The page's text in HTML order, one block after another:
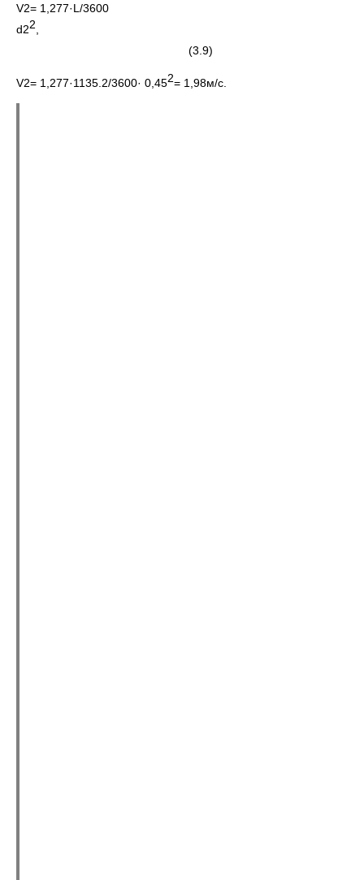
V2= 1,277·L/3600
d22
(3.9)
V2= 1,277·1135.2/3600· 0,452= 1,98м/c.